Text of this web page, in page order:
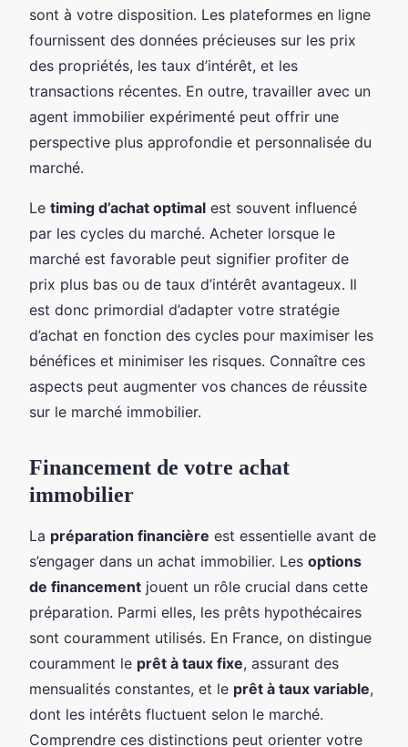
sont à votre disposition. Les plateformes en ligne
fournissent des données précieuses sur les prix
des propriétés, les taux d’intérêt, et les
transactions récentes. En outre, travailler avec un
agent immobilier expérimenté peut offrir une
perspective plus approfondie et personnalisée du
marché.
Le timing d’achat optimal est souvent influencé
par les cycles du marché. Acheter lorsque le
marché est favorable peut signifier profiter de
prix plus bas ou de taux d’intérêt avantageux. Il
est donc primordial d’adapter votre stratégie
d’achat en fonction des cycles pour maximiser les
bénéfices et minimiser les risques. Connaître ces
aspects peut augmenter vos chances de réussite
sur le marché immobilier.
Financement de votre achat
immobilier
La préparation financière est essentielle avant de
s’engager dans un achat immobilier. Les options
de financement jouent un rôle crucial dans cette
préparation. Parmi elles, les prêts hypothécaires
sont couramment utilisés. En France, on distingue
couramment le prêt à taux fixe, assurant des
mensualités constantes, et le prêt à taux variable,
dont les intérêts fluctuent selon le marché.
Comprendre ces distinctions peut orienter votre